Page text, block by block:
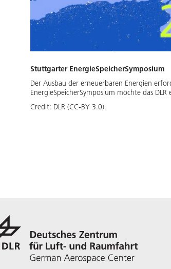
Stuttgarter EnergieSpeicherSymposium
Der Ausbau der erneuerbaren Energien
EnergieSpeicherSymposium möchte das
Credit: DLR (CC-BY 3.0).